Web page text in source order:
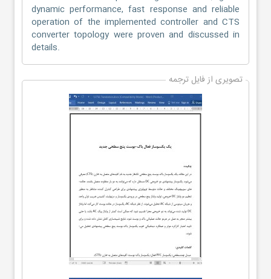
dynamic performance, fast response and reliable
operation of the implemented controller and CTS
converter topology were proven and discussed in
details.
تصویری از فایل ترجمه